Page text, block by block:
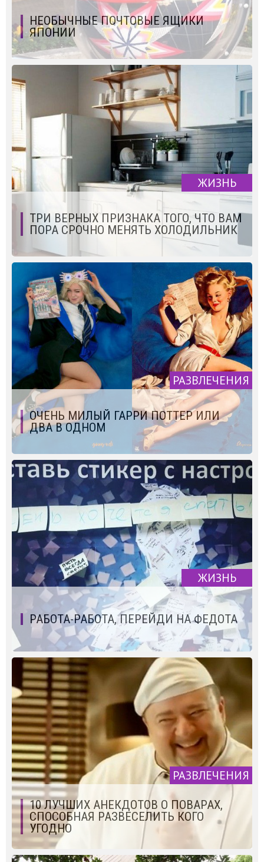
НЕОБЫЧНЫЕ ПОЧТОВЫЕ ЯЩИКИ
ЯПОНИИ
ЖИЗНЬ
ТРИ ВЕРНЫХ ПРИЗНАКА ТОГО, ЧТО ВАМ
ПОРА СРОЧНО МЕНЯТЬ ХОЛОДИЛЬНИК
РАЗВЛЕЧЕНИЯ
ОЧЕНЬ МИЛЫЙ ГАРРИ ПОТТЕР ИЛИ
ДВА В ОДНОМ
ЖИЗНЬ
РАБОТА-РАБОТА, ПЕРЕЙДИ НА ФЕДОТА
РАЗВЛЕЧЕНИЯ
10 ЛУЧШИХ АНЕКДОТОВ О ПОВАРАХ,
СПОСОБНАЯ РАЗВЕСЕЛИТЬ КОГО
УГОДНО